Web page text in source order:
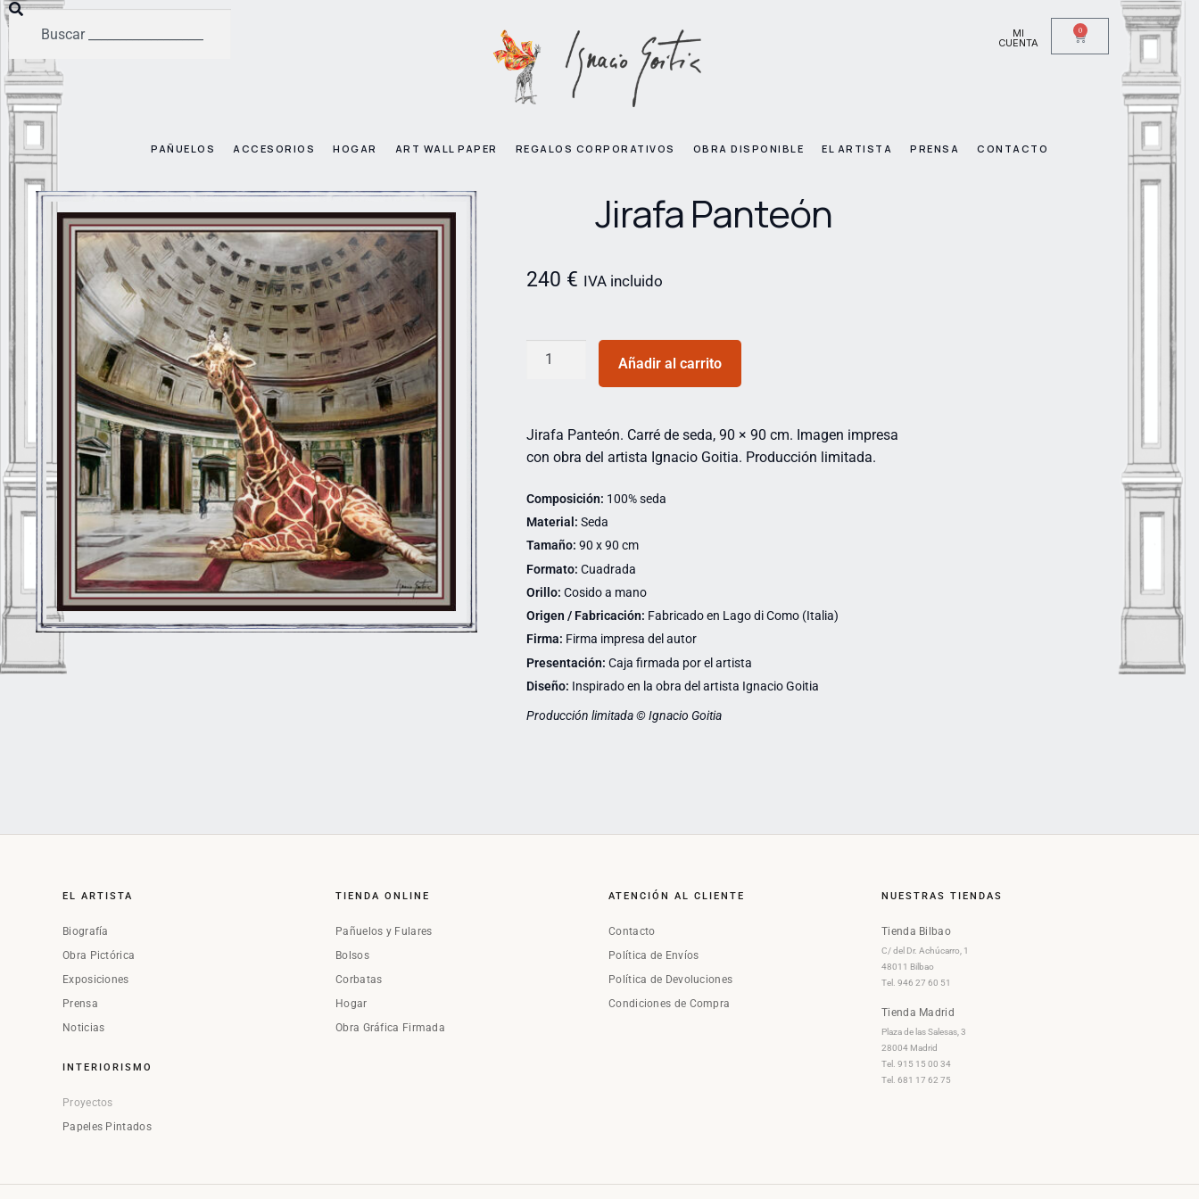
MI
CUENTA
0
PAÑUELOS ACCESORIOS HOGAR ART WALL PAPER REGALOS CORPORATIVOS OBRA DISPONIBLE EL ARTISTA PRENSA CONTACTO
Jirafa Panteón
240 € IVA incluido
Añadir al carrito
Jirafa Panteón. Carré de seda, 90 × 90 cm. Imagen impresa
con obra del artista Ignacio Goitia. Producción limitada.
Composición: 100% seda
Material: Seda
Tamaño: 90 x 90 cm
Formato: Cuadrada
Orillo: Cosido a mano
Origen / Fabricación: Fabricado en Lago di Como (Italia)
Firma: Firma impresa del autor
Presentación: Caja firmada por el artista
Diseño: Inspirado en la obra del artista Ignacio Goitia
Producción limitada © Ignacio Goitia
EL ARTISTA
Biografía
Obra Pictórica
Exposiciones
Prensa
Noticias
INTERIORISMO
Proyectos
Papeles Pintados
TIENDA ONLINE
Pañuelos y Fulares
Bolsos
Corbatas
Hogar
Obra Gráfica Firmada
ATENCIÓN AL CLIENTE
Contacto
Política de Envíos
Política de Devoluciones
Condiciones de Compra
NUESTRAS TIENDAS
Tienda Bilbao
C/ del Dr. Achúcarro, 1
48011 Bilbao
Tel. 946 27 60 51
Tienda Madrid
Plaza de las Salesas, 3
28004 Madrid
Tel. 915 15 00 34
Tel. 681 17 62 75